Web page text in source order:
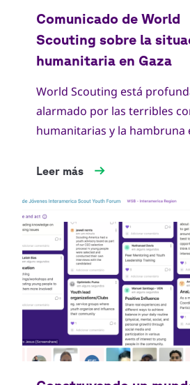
World Scouting está
alarmado por las terribles
humanitarias y la hambruna
Leer más